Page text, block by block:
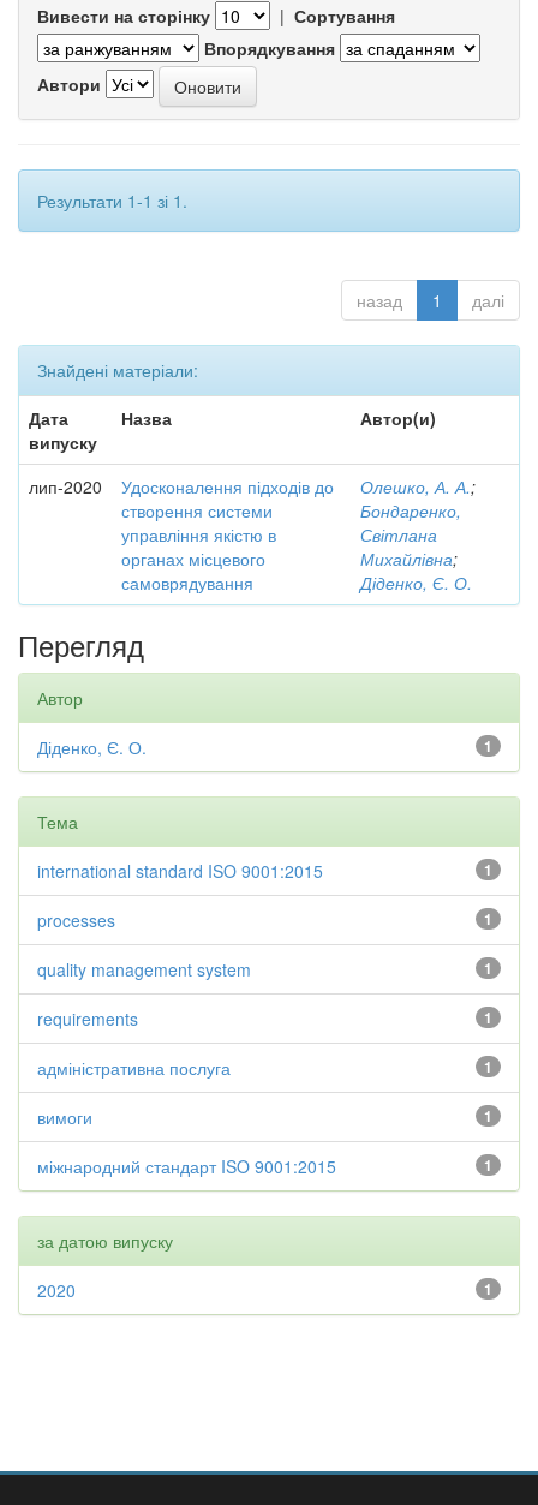
Вивести на сторінку | Сортування
Впорядкування
Автори
Результати 1-1 зі 1.
назад 1 далі
Знайдені матеріали:
Дата
випуску
Назва Автор(и)
лип-2020
Удосконалення підходів до
створення системи
управління якістю в
органах місцевого
самоврядування
Олешко, А. А.;
Бондаренко,
Світлана
Михайлівна;
Діденко, Є. О.
Перегляд
Автор
1
Діденко, Є. О.
Тема
1
international standard ISO 9001:2015
1
processes
1
quality management system
1
requirements
1
адміністративна послуга
1
вимоги
1
міжнародний стандарт ISO 9001:2015
за датою випуску
1
2020